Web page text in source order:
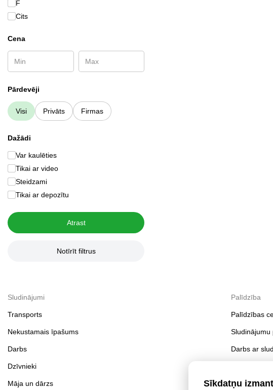
F
Cits
Cena
Pārdevēji
Visi Privāts Firmas
Dažādi
Var kaulēties
Tikai ar video
Steidzami
Tikai ar depozītu
Atrast
Notīrīt filtrus
Sīkdatņu
Sludinājumi
Transports
Nekustamais īpašums
Darbs
Dzīvnieki
Māja un dārzs
Palīdzība
Palīdzības
Sludinājumu
Darbs ar
Konta